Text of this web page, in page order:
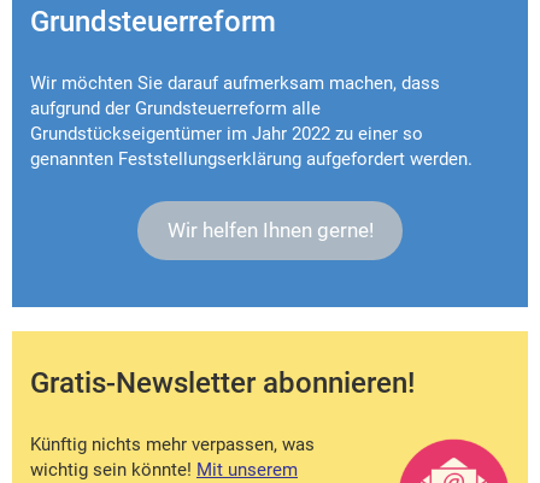
Grundsteuerreform
Wir möchten Sie darauf aufmerksam machen, dass
aufgrund der Grundsteuerreform alle
Grundstückseigentümer im Jahr 2022 zu einer so
genannten Feststellungserklärung aufgefordert werden.
Wir helfen Ihnen gerne!
Gratis-Newsletter abonnieren!
Künftig nichts mehr verpassen, was
wichtig sein könnte! Mit unserem